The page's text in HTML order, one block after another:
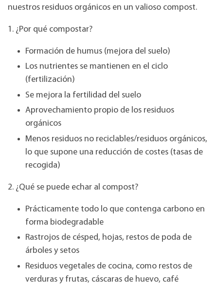
nuestros residuos orgánicos en un valioso compost.
1. ¿Por qué compostar?
Formación de humus (mejora del suelo)
Los nutrientes se mantienen en el ciclo
(fertilización)
Se mejora la fertilidad del suelo
Aprovechamiento propio de los residuos
orgánicos
Menos residuos no reciclables/residuos orgánicos,
lo que supone una reducción de costes (tasas de
recogida)
2. ¿Qué se puede echar al compost?
Prácticamente todo lo que contenga carbono en
forma biodegradable
Rastrojos de césped, hojas, restos de poda de
árboles y setos
Residuos vegetales de cocina, como restos de
verduras y frutas, cáscaras de huevo, café